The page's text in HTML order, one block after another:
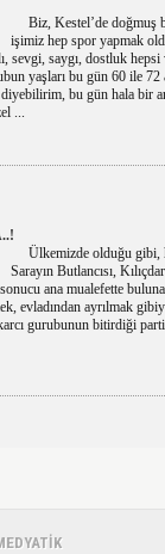
Biz, Kestel’de doğmuş
işimiz hep spor yapmak
sevgi, saygı, dostluk
yaşları bu gün 60 ile 72
bu gün hala bir
...
Ülkemizde olduğu gibi,
Sarayın Butlancısı,
sonucu ana mualefette
evladından ayrılmak
gurubunun bitirdiği